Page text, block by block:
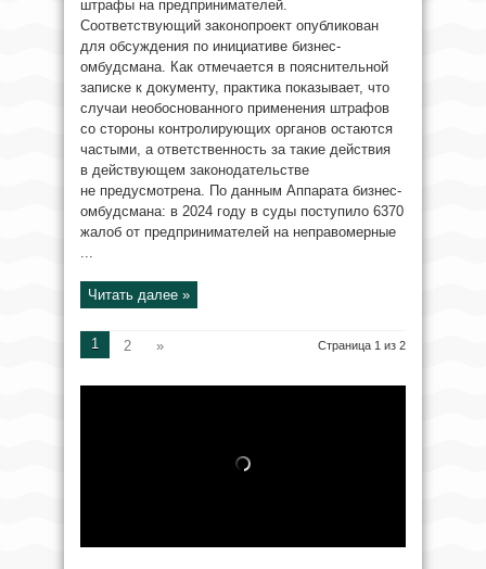
штрафы на предпринимателей.
Соответствующий законопроект опубликован
для обсуждения по инициативе бизнес-
омбудсмана. Как отмечается в пояснительной
записке к документу, практика показывает, что
случаи необоснованного применения штрафов
со стороны контролирующих органов остаются
частыми, а ответственность за такие действия
в действующем законодательстве
не предусмотрена. По данным Аппарата бизнес-
омбудсмана: в 2024 году в суды поступило 6370
жалоб от предпринимателей на неправомерные
...
Читать далее »
Страница 1 из 2
1 2 »